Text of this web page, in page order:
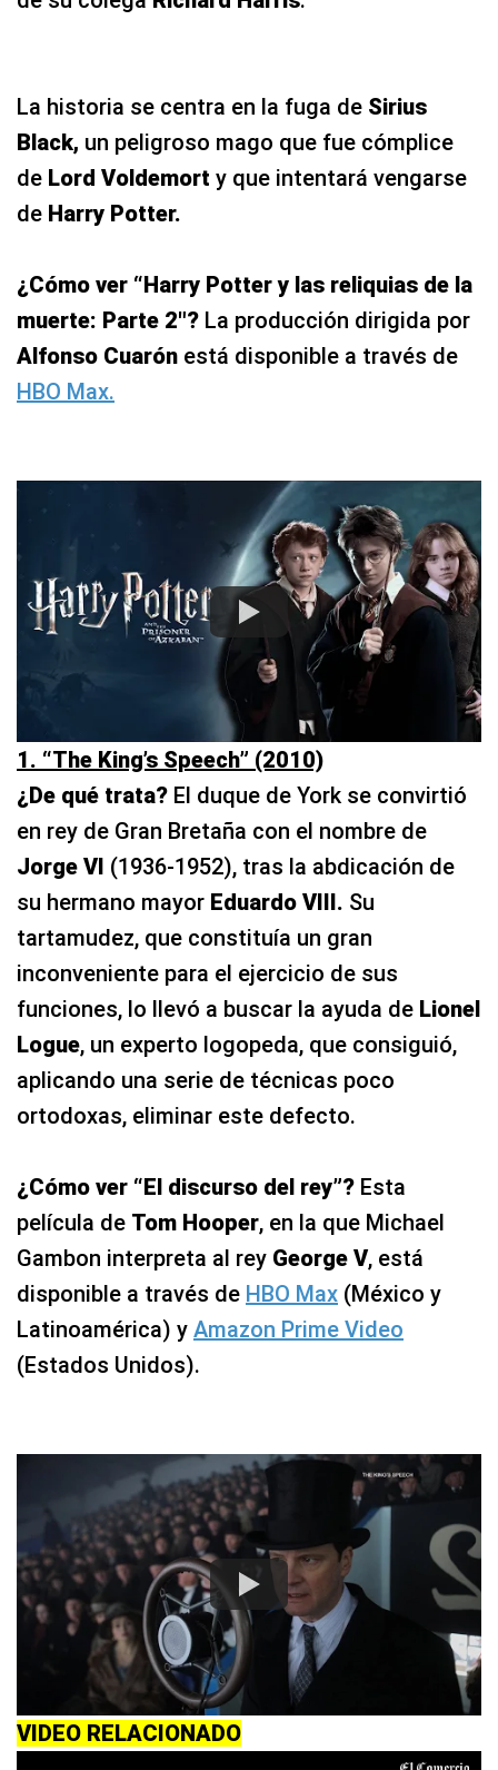
La historia se centra en la fuga de Sirius
Black, un peligroso mago que fue cómplice
de Lord Voldemort y que intentará vengarse
de Harry Potter.
¿Cómo ver “Harry Potter y las reliquias de la
muerte: Parte 2″? La producción dirigida por
Alfonso Cuarón está disponible a través de
HBO Max.
1. “The King’s Speech” (2010)
¿De qué trata? El duque de York se convirtió
en rey de Gran Bretaña con el nombre de
Jorge VI (1936-1952), tras la abdicación de
su hermano mayor Eduardo VIII. Su
tartamudez, que constituía un gran
inconveniente para el ejercicio de sus
funciones, lo llevó a buscar la ayuda de Lionel
Logue, un experto logopeda, que consiguió,
aplicando una serie de técnicas poco
ortodoxas, eliminar este defecto.
¿Cómo ver “El discurso del rey”? Esta
película de Tom Hooper, en la que Michael
Gambon interpreta al rey George V, está
disponible a través de HBO Max (México y
Latinoamérica) y Amazon Prime Video
(Estados Unidos).
VIDEO RELACIONADO